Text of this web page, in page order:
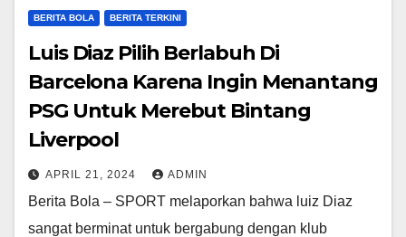
BERITA BOLA BERITA TERKINI
Luis Diaz Pilih Berlabuh Di
Barcelona Karena Ingin Menantang
PSG Untuk Merebut Bintang
Liverpool
APRIL 21, 2024 ADMIN
Berita Bola – SPORT melaporkan bahwa luiz Diaz
sangat berminat untuk bergabung dengan klub